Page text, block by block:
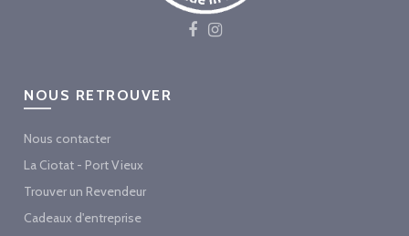
NOUS RETROUVER
Nous contacter
La Ciotat - Port Vieux
Trouver un Revendeur
Cadeaux d'entreprise